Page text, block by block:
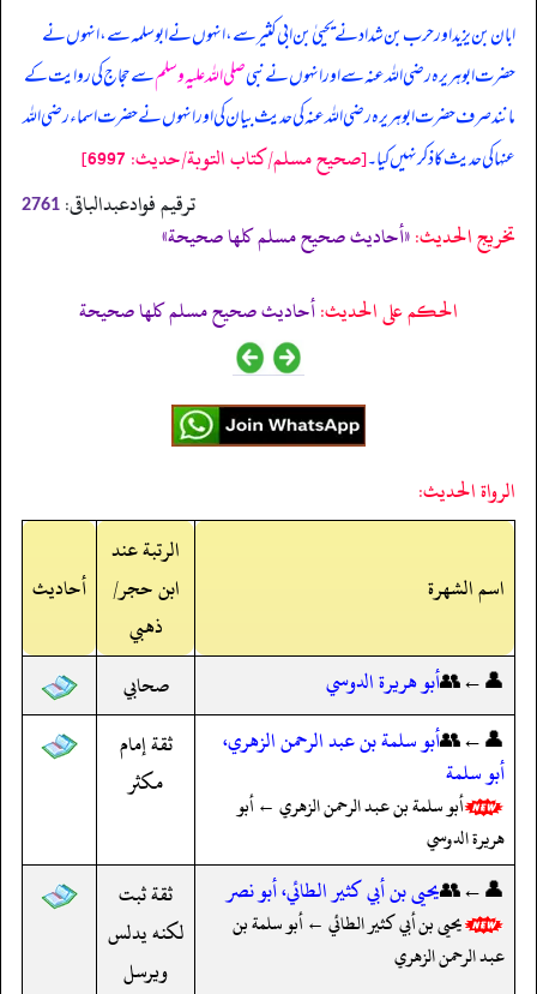
ابان بن یزید اور حرب بن شداد نے یحییٰ بن ابی کثیر سے، انہوں نے ابوسلمہ سے، انہوں نے
حضرت ابوہریرہ رضی اللہ عنہ سے اور انہوں نے نبیصلی اللہ علیہ وسلمسے حجاج کی روایت کے
مانند صرف حضرت ابوہریرہ رضی اللہ عنہ کی حدیث بیان کی اور انہوں نے حضرت اسماء رضی اللہ
عنہا کی حدیث کا ذکر نہیں کیا۔[صحيح مسلم/كتاب التوبة/حدیث: 6997]
ترقیم فوادعبدالباقی: 2761
تخریج الحدیث:«أحاديث صحيح مسلم كلها صحيحة»
الحكم على الحديث:أحاديث صحيح مسلم كلها صحيحة
الرواة الحديث:
اسم الشهرة
الرتبة عند
ابن حجر/
ذهبي
أحاديث
👤←👥أبو هريرة الدوسي
صحابي
👤←👥أبو سلمة بن عبد الرحمن الزهري،
أبو سلمة
أبو سلمة بن عبد الرحمن الزهري ← أبو
هريرة الدوسي
ثقة إمام
مكثر
👤←👥يحيى بن أبي كثير الطائي، أبو نصر
يحيى بن أبي كثير الطائي ← أبو سلمة بن
عبد الرحمن الزهري
ثقة ثبت
لكنه يدلس
ويرسل